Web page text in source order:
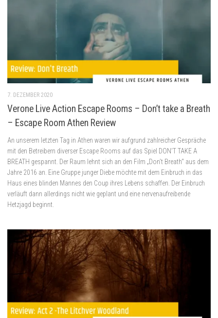
7. DEZEMBER 2020
Verone Live Action Escape Rooms – Don’t take a Breath
– Escape Room Athen Review
An unserem letzten Tag in Athen waren wir aufgrund zahlreicher Gespräche
mit den Betreibern diverser Escape Rooms auf das Spiel DON’T TAKE A
BREATH gespannt. Der Raum lehnt sich an den Film „Don’t Breath“ aus dem
Jahre 2016 an. Eine Gruppe junger Diebe möchte mit dem Einbruch in das
Haus eines blinden Mannes den Coup ihres Lebens schaffen. Der Einbruch
verläuft dann allerdings nicht wie geplant und eine nervenaufreibende
Hetzjagd beginnt.